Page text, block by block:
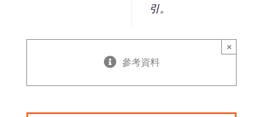
引。
參考資料
×